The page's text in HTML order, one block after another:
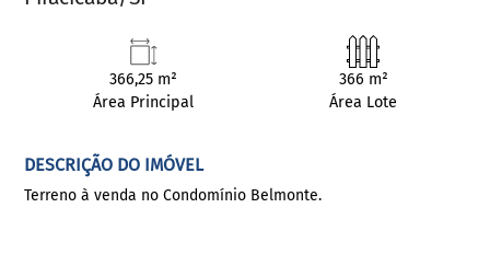
366,25 m²
Área Principal
366 m²
Área Lote
DESCRIÇÃO DO IMÓVEL
Terreno à venda no Condomínio Belmonte.